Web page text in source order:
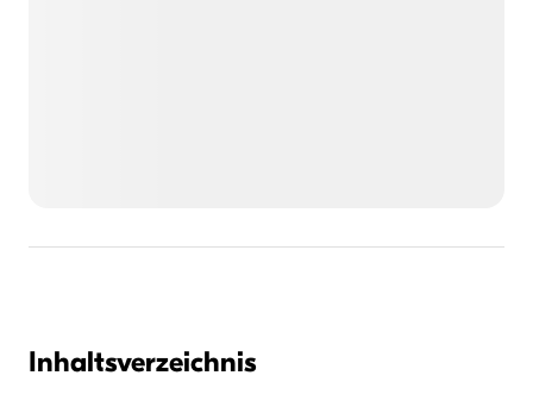
Inhaltsverzeichnis